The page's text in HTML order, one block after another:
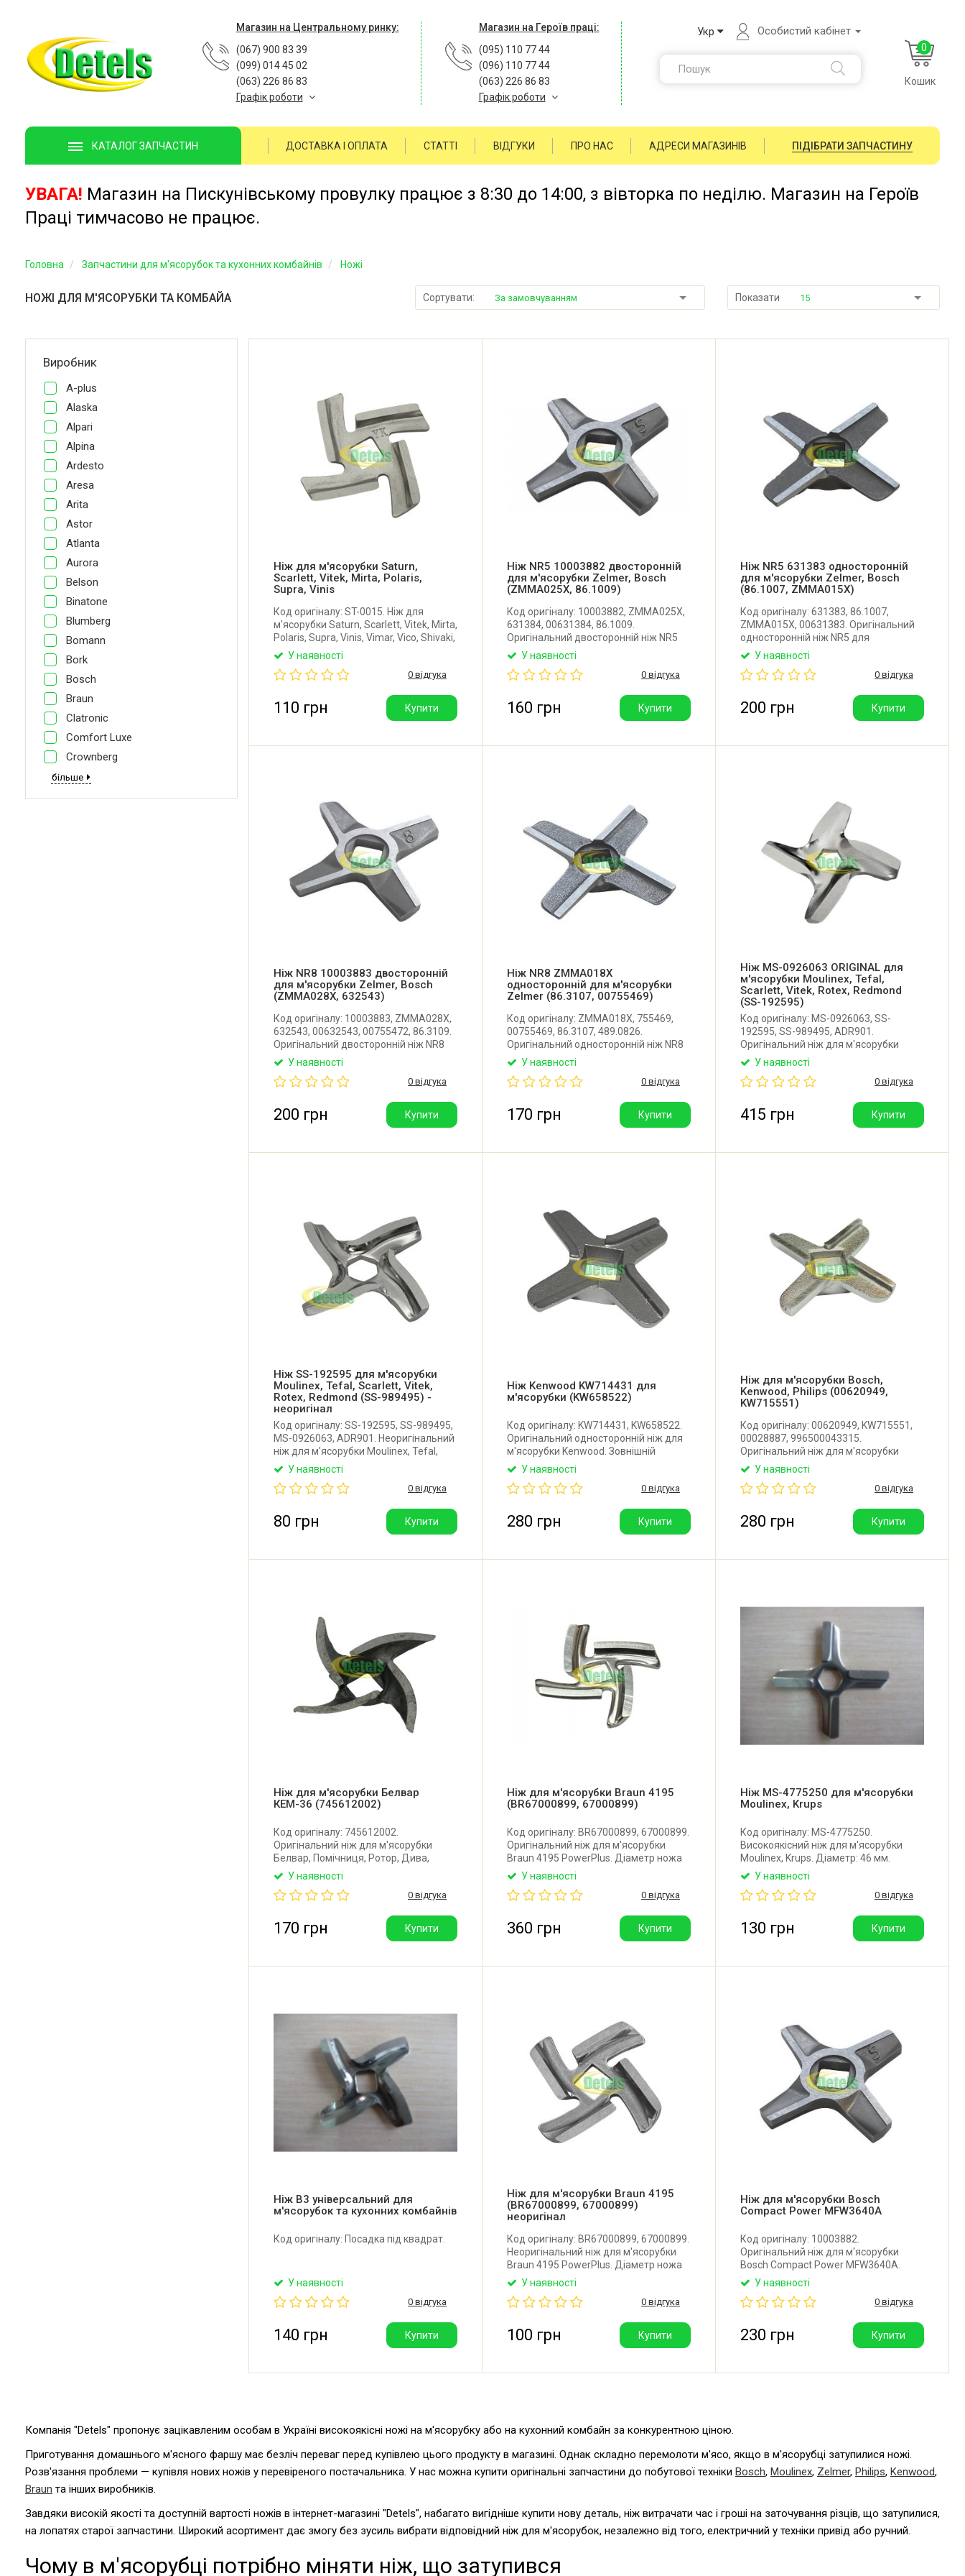
Магазин на Центральному ринку:
(067) 900 83 39
(099) 014 45 02
(063) 226 86 83
Графік роботи
Магазин на Героїв праці:
(095) 110 77 44
(096) 110 77 44
(063) 226 86 83
Графік роботи
Укр Особистий кабінет
0
Кошик
КАТАЛОГ ЗАПЧАСТИН ДОСТАВКА І ОПЛАТА СТАТТІ ВІДГУКИ ПРО НАС АДРЕСИ МАГАЗИНІВ ПІДІБРАТИ ЗАПЧАСТИНУ
УВАГА! Магазин на Пискунівському провулку працює з 8:30 до 14:00, з вівторка по неділю. Магазин на Героїв
Праці тимчасово не працює.
Головна Запчастини для м'ясорубок та кухонних комбайнів Ножі
НОЖІ ДЛЯ М'ЯСОРУБКИ ТА КОМБАЙА Сортувати: За замовчуванням Показати 15
Виробник
A-plus
Alaska
Alpari
Alpina
Ardesto
Aresa
Arita
Astor
Atlanta
Aurora
Belson
Binatone
Blumberg
Bomann
Bork
Bosch
Braun
Clatronic
Comfort Luxe
Crownberg
більше
Ніж для м'ясорубки Saturn,
Scarlett, Vitek, Mirta, Polaris,
Supra, Vinis
Код оригіналу: ST-0015. Ніж для
м'ясорубки Saturn, Scarlett, Vitek, Mirta,
Polaris, Supra, Vinis, Vimar, Vico, Shivaki,
Rotex, Redmond, Rainford, Panasonic,
Діаметр зовнішній: 47 мм. Посадкове
У наявності
0 відгука
110 грн Купити
Ніж NR5 10003882 двосторонній
для м'ясорубки Zelmer, Bosch
(ZMMA025X, 86.1009)
Код оригіналу: 10003882, ZMMA025X,
631384, 00631384, 86.1009.
Оригінальний двосторонній ніж NR5
для м'ясорубки Zelmer, Bosch.
Товщина ножа: 5 мм. Під сітку 54 мм.
У наявності
0 відгука
160 грн Купити
Ніж NR5 631383 односторонній
для м'ясорубки Zelmer, Bosch
(86.1007, ZMMA015X)
Код оригіналу: 631383, 86.1007,
ZMMA015X, 00631383. Оригінальний
односторонній ніж NR5 для
м'ясорубки Zelmer, Bosch. Діаметр: 46
ножа: 9 мм. Під сітку 54 мм. Виробник:
У наявності
0 відгука
200 грн Купити
Ніж NR8 10003883 двосторонній
для м'ясорубки Zelmer, Bosch
(ZMMA028X, 632543)
Код оригіналу: 10003883, ZMMA028X,
632543, 00632543, 00755472, 86.3109.
Оригінальний двосторонній ніж NR8
для м'ясорубки Zelmer, Bosch.
мм. Розмір отвору: 10 х 10 мм.
Виробник: Польща.
У наявності
0 відгука
200 грн Купити
Ніж NR8 ZMMA018X
односторонній для м'ясорубки
Zelmer (86.3107, 00755469)
Код оригіналу: ZMMA018X, 755469,
00755469, 86.3107, 489.0826.
Оригінальний односторонній ніж NR8
для м'ясорубки Zelmer, Bosch.
мм. Товщина ножа: 9 мм. Під сітку 62
У наявності
0 відгука
170 грн Купити
Ніж MS-0926063 ORIGINAL для
м'ясорубки Moulinex, Tefal,
Scarlett, Vitek, Rotex, Redmond
(SS-192595)
Код оригіналу: MS-0926063, SS-
192595, SS-989495, ADR901.
Оригінальний ніж для м'ясорубки
Moulinex, Tefal, Scarlett, Vitek, Rotex,
45 мм. Товщина ножа: 4,5 мм.
У наявності
0 відгука
415 грн Купити
Ніж SS-192595 для м'ясорубки
Moulinex, Tefal, Scarlett, Vitek,
Rotex, Redmond (SS-989495) -
неоригінал
Код оригіналу: SS-192595, SS-989495,
MS-0926063, ADR901. Неоригінальний
ніж для м'ясорубки Moulinex, Tefal,
Scarlett, Vitek, Rotex, Redmond та
Товщина ножа: 4,5 мм. Посадкове
Китай.
У наявності
0 відгука
80 грн Купити
Ніж Kenwood KW714431 для
м'ясорубки (KW658522)
Код оригіналу: KW714431, KW658522.
Оригінальний односторонній ніж для
м'ясорубки Kenwood. Зовнішній
діаметр: 54 мм. Товщина ножа: 10,5
Виробник: Kenwood (Нідерланди).
У наявності
0 відгука
280 грн Купити
Ніж для м'ясорубки Bosch,
Kenwood, Philips (00620949,
KW715551)
Код оригіналу: 00620949, KW715551,
00028887, 996500043315.
Оригінальний ніж для м'ясорубки
Bosch, Kenwood, Philips, Gorenje.
Розміри отвору: 9x9 мм. Виробник:
У наявності
0 відгука
280 грн Купити
Ніж для м'ясорубки Белвар
КЕМ-36 (745612002)
Код оригіналу: 745612002.
Оригінальний ніж для м'ясорубки
Белвар, Помічниця, Ротор, Дива,
Чудесниця, Екстра, Амкодор,
отвору: 8х8 мм. Товщина ножа: 8,5 мм.
У наявності
0 відгука
170 грн Купити
Ніж для м'ясорубки Braun 4195
(BR67000899, 67000899)
Код оригіналу: BR67000899, 67000899.
Оригінальний ніж для м'ясорубки
Braun 4195 PowerPlus. Діаметр ножа
із зовнішнього краю: 46 мм. Товщина
Чехія.
У наявності
0 відгука
360 грн Купити
Ніж MS-4775250 для м'ясорубки
Moulinex, Krups
Код оригіналу: MS-4775250.
Високоякісний ніж для м'ясорубки
Moulinex, Krups. Діаметр: 46 мм.
Товщина 3 мм. Отвір: шестигранник 8
У наявності
0 відгука
130 грн Купити
Ніж B3 універсальний для
м'ясорубок та кухонних комбайнів
Код оригіналу: Посадка під квадрат.
У наявності
0 відгука
140 грн Купити
Ніж для м'ясорубки Braun 4195
(BR67000899, 67000899)
неоригінал
Код оригіналу: BR67000899, 67000899.
Неоригінальний ніж для м'ясорубки
Braun 4195 PowerPlus. Діаметр ножа
із зовнішнього краю: 46 мм. Товщина
Китай.
У наявності
0 відгука
100 грн Купити
Ніж для м'ясорубки Bosch
Compact Power MFW3640A
Код оригіналу: 10003882.
Оригінальний ніж для м'ясорубки
Bosch Compact Power MFW3640A.
Діаметр: 47 мм. Розмір отвору: 9х9 мм.
Виробник: Польща.
У наявності
0 відгука
230 грн Купити
Компанія "Detels" пропонує зацікавленим особам в Україні високоякісні ножі на м'ясорубку або на кухонний комбайн за конкурентною ціною.
Приготування домашнього м'ясного фаршу має безліч переваг перед купівлею цього продукту в магазині. Однак складно перемолоти м'ясо, якщо в м'ясорубці затупилися ножі.
Розв'язання проблеми — купівля нових ножів у перевіреного постачальника. У нас можна купити оригінальні запчастини до побутової техніки Bosch, Moulinex, Zelmer, Philips, Kenwood,
Braun та інших виробників.
Завдяки високій якості та доступній вартості ножів в інтернет-магазині "Detels", набагато вигідніше купити нову деталь, ніж витрачати час і гроші на заточування різців, що затупилися,
на лопатях старої запчастини. Широкий асортимент дає змогу без зусиль вибрати відповідний ніж для м'ясорубок, незалежно від того, електричний у техніки привід або ручний.
Чому в м'ясорубці потрібно міняти ніж, що затупився